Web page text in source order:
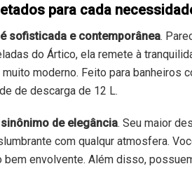
para cada
sofisticada e contemporânea.
do Ártico, ela remete à
moderno. Feito para banheiros
de descarga de 12 L.
de elegância. Seu maior
com qualqur atmosfera.
envolvente. Além disso,